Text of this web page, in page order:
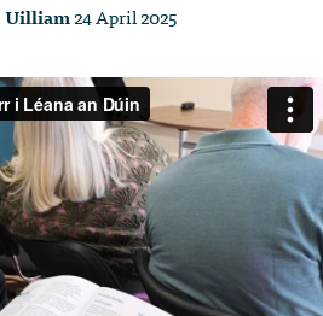
Uilliam24 April 2025